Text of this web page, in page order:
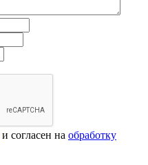
и согласен на обработку